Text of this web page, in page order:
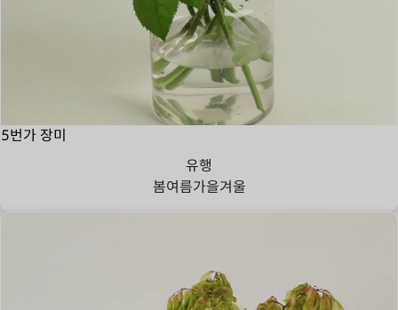
5번가 장미
유행
봄여름가을겨울